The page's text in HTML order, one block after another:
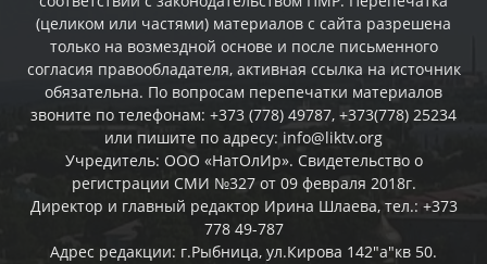
(целиком или частями) материалов c сайта разрешена
только на возмездной основе и после письменного
согласия правообладателя, активная ссылка на источник
обязательна. По вопросам перепечатки материалов
звоните по телефонам: +373 (778) 49787, +373(778) 25234
или пишите по адресу: info@liktv.org
Учредитель: ООО «НатОлИр». Свидетельство о
регистрации СМИ №327 от 09 февраля 2018г.
Директор и главный редактор Ирина Шлаева, тел.: +373
778 49-787
Адрес редакции: г.Рыбница, ул.Кирова 142"а"кв 50.